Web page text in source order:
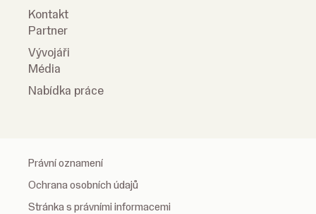
Kontakt
Partner
Vývojáři
Média
Nabídka práce
Právní oznamení
Ochrana osobních údajů
Stránka s právními informacemi